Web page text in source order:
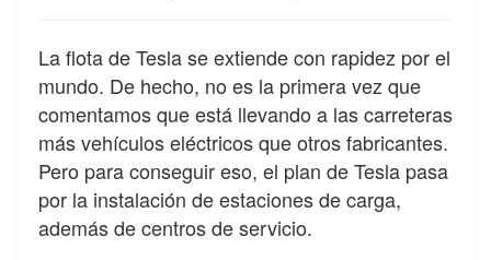
La flota de Tesla se extiende con rapidez por el
mundo. De hecho, no es la primera vez que
comentamos que está llevando a las carreteras
más vehículos eléctricos que otros fabricantes.
Pero para conseguir eso, el plan de Tesla pasa
por la instalación de estaciones de carga,
además de centros de servicio.